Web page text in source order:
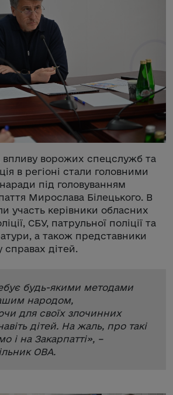
впливу ворожих спецслужб та
в регіоні стали головними
під головуванням
Мирослава Білецького. В
участь керівники обласних
СБУ, патрульної поліції та
а також представники
справах дітей.
будь-якими методами
народом,
для своїх злочинних
дітей. На жаль, про такі
і на Закарпатті», –
ОВА.